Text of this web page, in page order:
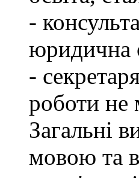
-
юридична
-
роботи не
Загальні
мовою та